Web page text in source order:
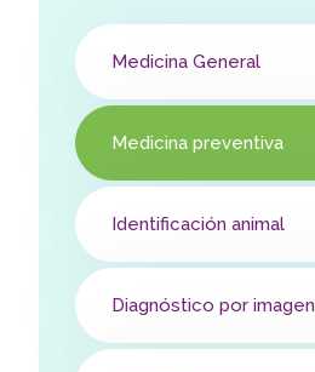
Medicina General
Medicina preventiva
Identificación animal
Diagnóstico por imagen